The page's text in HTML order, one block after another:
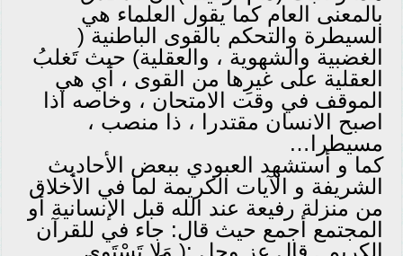
بالمعنى العام كما يقول العلماء هي
السيطرة والتحكم بالقوى الباطنية (
الغضبية والشهوية ، والعقلية) حيث تَغلبُ
العقلية على غيرِها من القوى ، أي هي
الموقف في وقت الامتحان ، وخاصه اذا
اصبح الانسان مقتدرا ، ذا منصب ،
مسيطرا…
كما و أستشهد العبودي ببعض الأحاديث
الشريفة و الآيات الكريمة لما في الأخلاق
من منزلة رفيعة عند الله قبل الإنسانية أو
المجتمع أجمع حيث قال: جاء في للقرآن
الكريم . قال عز وجل :( وَلا تَسْتَوِي